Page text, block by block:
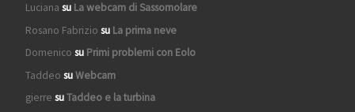
Luciana su La webcam di Sassomolare
Rosano Fabrizio su La prima neve
Domenico su Primi problemi con Eolo
Taddeo suWebcam
gierre suTaddeo e la turbina